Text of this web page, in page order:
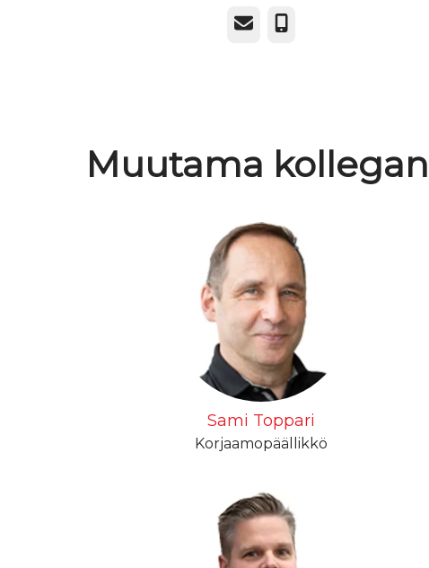
Sähköposti
Puhelin
Muutama
Sami Toppari
Korjaamopäällikkö